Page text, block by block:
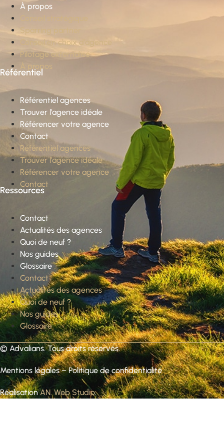
À propos
Sparring partner
Conseil en choix d’agence
Pilotage externalisé
À propos
Référentiel
Référentiel agences
Trouver l’agence idéale
Référencer votre agence
Contact
Référentiel agences
Trouver l’agence idéale
Référencer votre agence
Contact
Ressources
Contact
Actualités des agences
Quoi de neuf ?
Nos guides
Glossaire
Contact
Actualités des agences
Quoi de neuf ?
Nos guides
Glossaire
© Advalians. Tous droits réservés.
Mentions légales–Politique de confidentialité
RéalisationAN. Web Studio.